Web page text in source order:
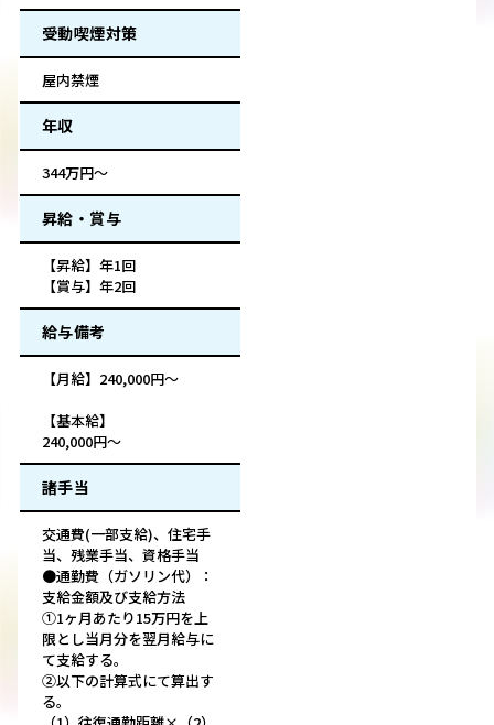
受動喫煙対策
屋内禁煙
年収
344万円～
昇給・賞与
【昇給】年1回
【賞与】年2回
給与備考
【月給】240,000円～
【基本給】
240,000円～
諸手当
交通費(一部支給)、住宅手
当、残業手当、資格手当
●通勤費（ガソリン代）：
支給金額及び支給方法
①1ヶ月あたり15万円を上
限とし当月分を翌月給与に
て支給する。
②以下の計算式にて算出す
る。